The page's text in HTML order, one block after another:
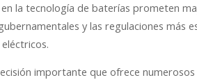
la tecnología de baterías prometen
y las regulaciones más
importante que ofrece